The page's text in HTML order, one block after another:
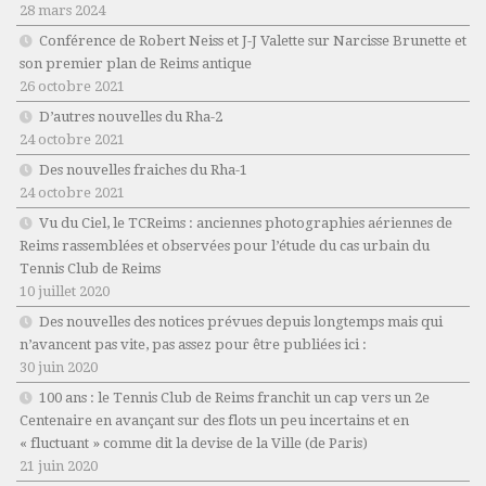
28 mars 2024
Conférence de Robert Neiss et J-J Valette sur Narcisse Brunette et
son premier plan de Reims antique
26 octobre 2021
D’autres nouvelles du Rha-2
24 octobre 2021
Des nouvelles fraiches du Rha-1
24 octobre 2021
Vu du Ciel, le TCReims : anciennes photographies aériennes de
Reims rassemblées et observées pour l’étude du cas urbain du
Tennis Club de Reims
10 juillet 2020
Des nouvelles des notices prévues depuis longtemps mais qui
n’avancent pas vite, pas assez pour être publiées ici :
30 juin 2020
100 ans : le Tennis Club de Reims franchit un cap vers un 2e
Centenaire en avançant sur des flots un peu incertains et en
« fluctuant » comme dit la devise de la Ville (de Paris)
21 juin 2020